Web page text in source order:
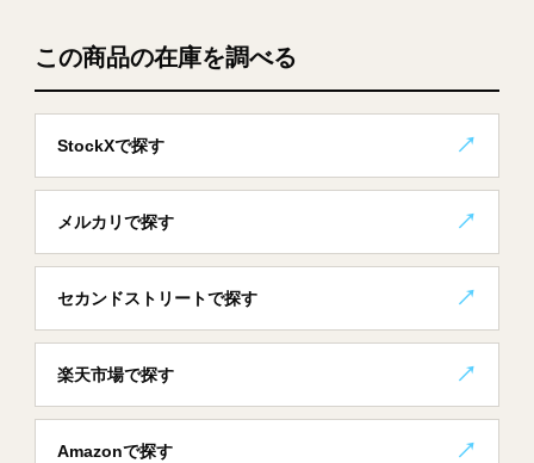
この商品の在庫を調べる
StockXで探す
メルカリで探す
セカンドストリートで探す
楽天市場で探す
Amazonで探す